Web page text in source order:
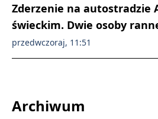
Zderzenie na autostradzie
świeckim. Dwie osoby
przedwczoraj, 11:51
Archiwum